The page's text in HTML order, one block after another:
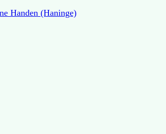
Handen (Haninge)